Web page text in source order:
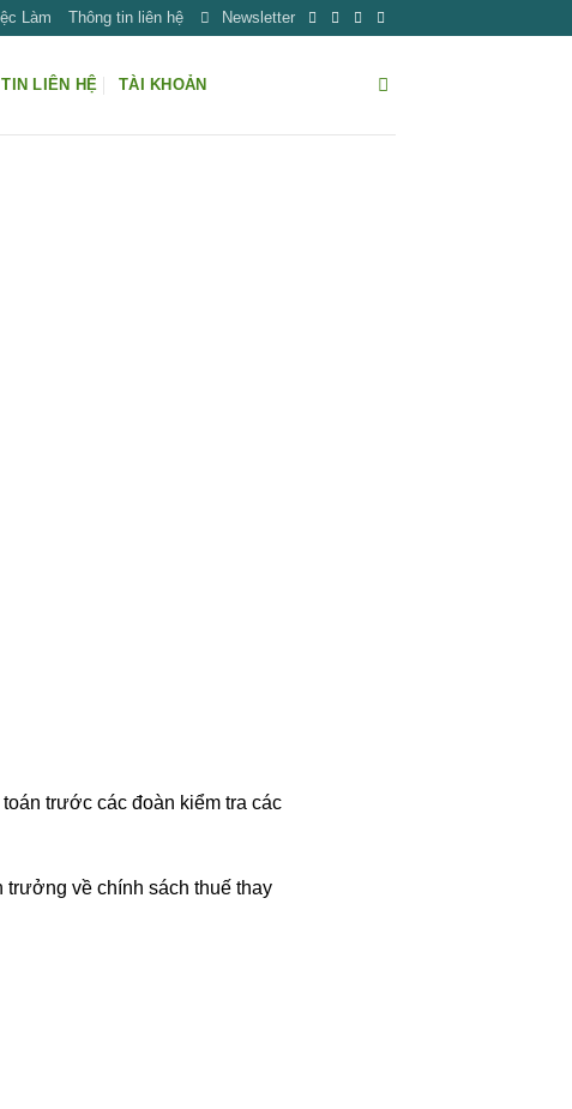
Làm Thông tin liên hệ Newsletter
LIÊN HỆ TÀI KHOẢN
trước các đoàn kiểm tra các
trưởng về chính sách thuế thay